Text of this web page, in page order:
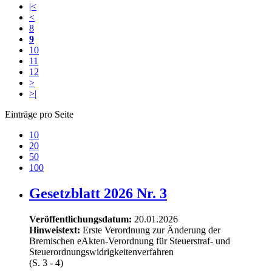
|<
<
8
9
10
11
12
>
>|
Einträge pro Seite
10
20
50
100
Gesetzblatt 2026 Nr. 3
Veröffentlichungsdatum: 20.01.2026
Hinweistext: Erste Verordnung zur Änderung der
Bremischen eAkten-Verordnung für Steuerstraf- und
Steuerordnungswidrigkeitenverfahren
(S. 3 - 4)